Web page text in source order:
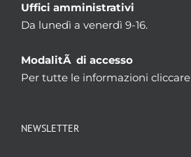
Uffici amministrativi
Da lunedì a venerdì 9-16.
ModalitÃ di accesso
Per tutte le informazioni cliccare
NEWSLETTER